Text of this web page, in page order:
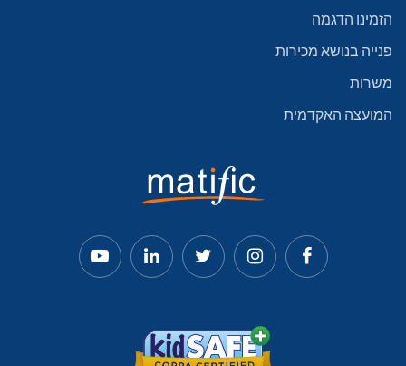
הזמינו הדגמה
פנייה בנושא מכירות
משרות
המועצה האקדמית